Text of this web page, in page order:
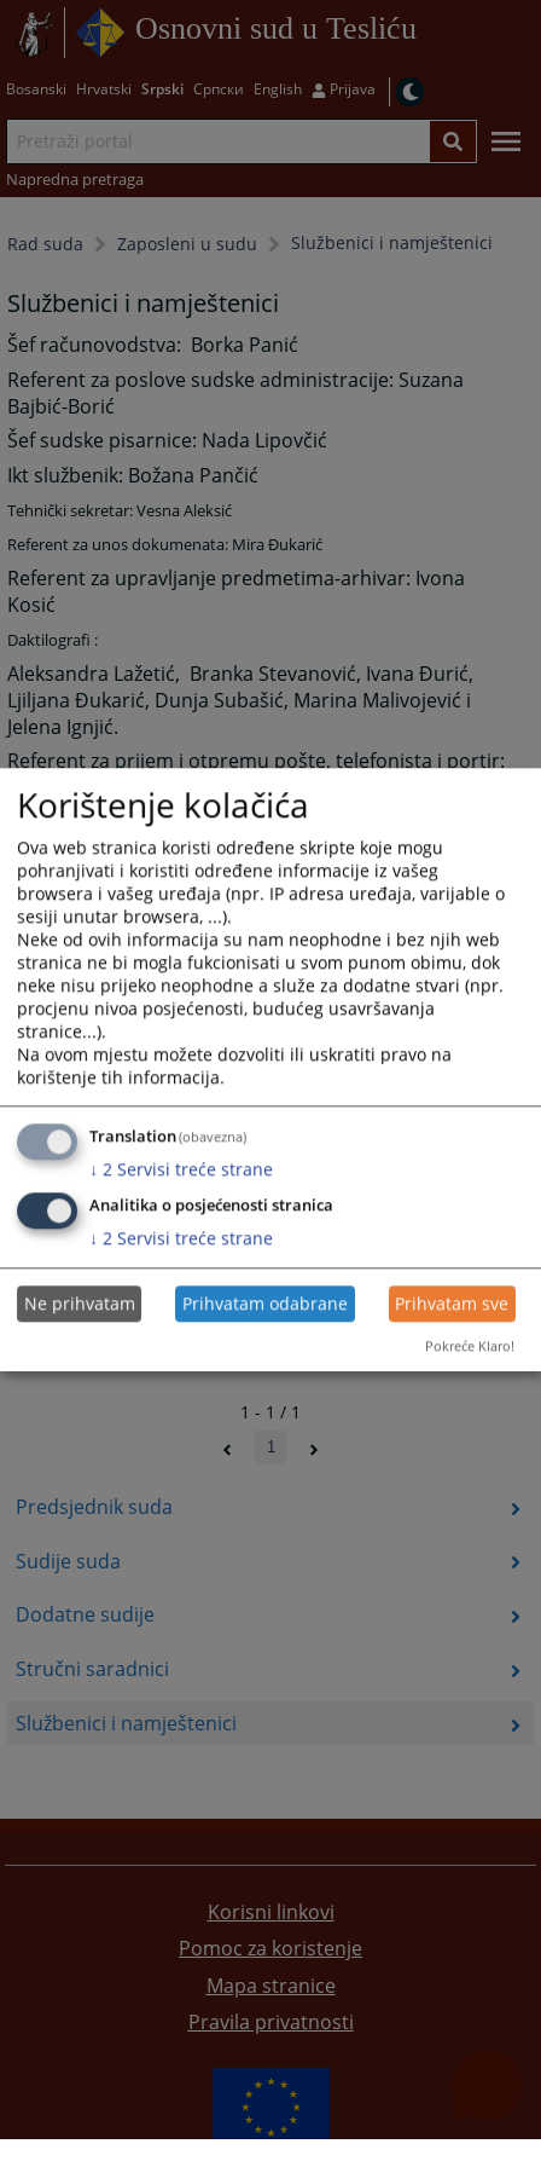
Osnovni sud u Tesliću
Bosanski Hrvatski Srpski Српски English Prijava
Napredna pretraga
Rad suda Zaposleni u sudu Službenici i namještenici
Predsjednik suda
Sudije suda
Dodatne sudije
Stručni saradnici
Službenici i namještenici
Službenici i namještenici
Šef računovodstva: Borka Panić
Referent za poslove sudske administracije: Suzana
Bajbić-Borić
Šef sudske pisarnice: Nada Lipovčić
Ikt službenik: Božana Pančić
Tehnički sekretar: Vesna Aleksić
Referent za unos dokumenata: Mira Đukarić
Referent za upravljanje predmetima-arhivar: Ivona
Kosić
Daktilografi :
Aleksandra Lažetić, Branka Stevanović, Ivana Đurić,
Ljiljana Đukarić, Dunja Subašić, Marina Malivojević i
Jelena Ignjić.
Referent za prijem i otpremu pošte, telefonista i portir:
Aleksandra Dujaković
Sudski izvršilac:
Siniša Borić
Sudski izvršilac, vozač, ložač i kućni majstor:
Ljubiša Dostanić
Radnik na održavanju čistoće: Jovanka Bugarinović
2213
1 - 1 / 1
1
Korisni linkovi
Pomoc za koristenje
Mapa stranice
Pravila privatnosti
Korištenje kolačića
Ova web stranica koristi određene skripte koje mogu
pohranjivati i koristiti određene informacije iz vašeg
browsera i vašeg uređaja (npr. IP adresa uređaja, varijable o
sesiji unutar browsera, ...).
Neke od ovih informacija su nam neophodne i bez njih web
stranica ne bi mogla fukcionisati u svom punom obimu, dok
neke nisu prijeko neophodne a služe za dodatne stvari (npr.
procjenu nivoa posjećenosti, budućeg usavršavanja
stranice...).
Na ovom mjestu možete dozvoliti ili uskratiti pravo na
korištenje tih informacija.
Translation(obavezna)
↓ 2 Servisi treće strane
Analitika o posjećenosti stranica
↓ 2 Servisi treće strane
Ne prihvatam Prihvatam odabrane Prihvatam sve
Pokreće Klaro!